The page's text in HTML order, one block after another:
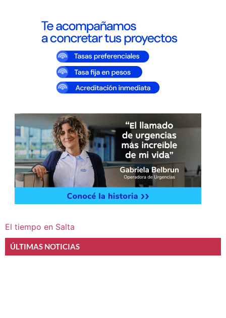
El tiempo en Salta
ÚLTIMAS NOTICIAS